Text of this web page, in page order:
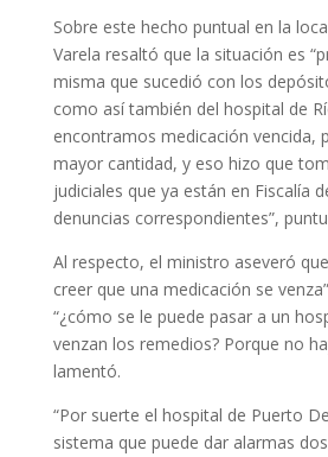
Sobre este hecho puntual en la
Varela resaltó que la situación es
misma que sucedió con los
como así también del hospital de
encontramos medicación vencida,
mayor cantidad, y eso hizo que
judiciales que ya están en Fiscalía
denuncias correspondientes”,
Al respecto, el ministro aseveró
creer que una medicación se
“¿cómo se le puede pasar a un
venzan los remedios? Porque no
lamentó.
“Por suerte el hospital de Puerto
sistema que puede dar alarmas